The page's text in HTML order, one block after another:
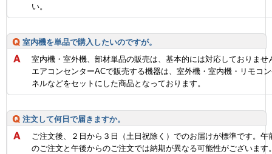
い。
室内機を単品で購入したいのですが。
室内機・室外機、部材単品の販売は、基本的には対応しておりませ
エアコンセンターACで販売する機器は、室外機・室内機・リモコ
ネルなどをセットにした商品となっております。
注文して何日で届きますか。
ご注文後、２日から３日（土日祝除く）でのお届けが標準です。午
のご注文と午後からのご注文では納期が異なる可能性がございます